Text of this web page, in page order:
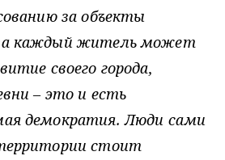
за объекты
каждый житель может
своего города,
– это и есть
демократия. Люди сами
стоит